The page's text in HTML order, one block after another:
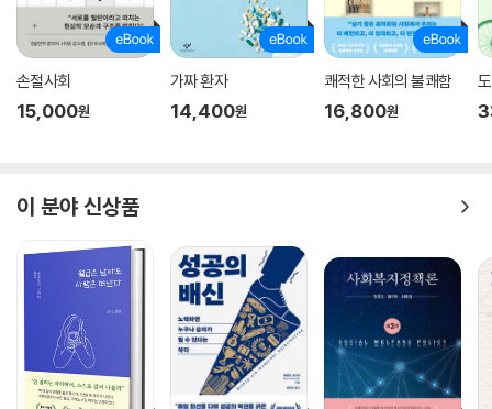
손절사회
15,000원
가짜 환자
14,400원
쾌적한 사회의 불쾌함
16,800원
이 분야 신상품